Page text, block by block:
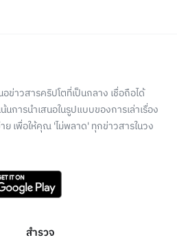
ข่าวสารคริปโตที่เป็นกลาง เชื่อถือได้
นการนำเสนอในรูปแบบของการเล่าเรื่อง
ย เพื่อให้คุณ 'ไม่พลาด' ทุกข่าวสารในวง
สำรวจ